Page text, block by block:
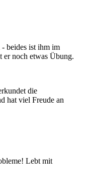
beides ist ihm im
er noch etwas Übung.
die
hat viel Freude an
Lebt mit